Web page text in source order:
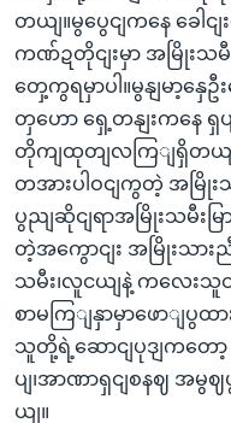
တယျ။မွပွေငျကနေ ခေါင
ကဏ်ဍတိုငျးမှာ အမြိုးသမီ
တှေ့ကွရမှာပါ။မွနျမာ့နှေ
တှဟော ရှေ့တနျးကနေ ရှပျ
တိုကျထုတျလကြျရှိတယျ
တအားပါဝငျကွတဲ့ အမြို
ပွညျဆိုငျရာအမြိုးသမီးမြ
တဲ့အကွောငျး အမြိုးသား
သမီး၊လူငယျနဲ့ ကလေးသူင
စာမကြျနှာမှာဖောျပွ
သူတို့ရဲ့ဆောငျပုဒျကတေ
ပျ၊အာဏာရှငျစနဈ အမွ
ယျ။